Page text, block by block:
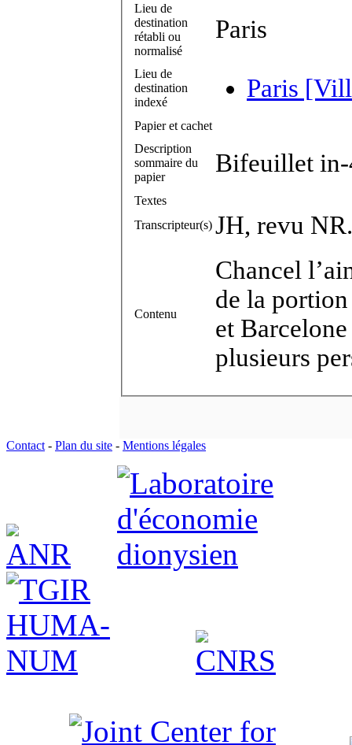
Lieu de
destination
rétabli ou
normalisé
Paris
Lieu de
destination
indexé
Paris
Papier et cachet
Description
sommaire du
papier
Bifeuillet in-
Textes
Transcripteur(s) JH, revu NR.
Contenu
Chancel
de la
et
plusieurs
Contact - Plan du site - Mentions légales